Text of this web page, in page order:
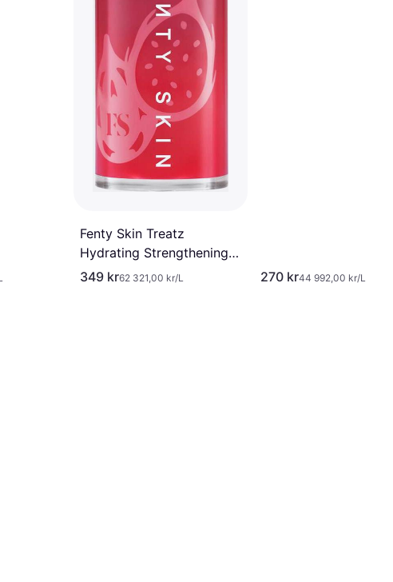
Fenty Skin Treatz
Hydrating Strengthening
Lip Oil 5,6 ml Farge:
349 kr62 321,00 kr/L 270 kr44 992,00 kr/L